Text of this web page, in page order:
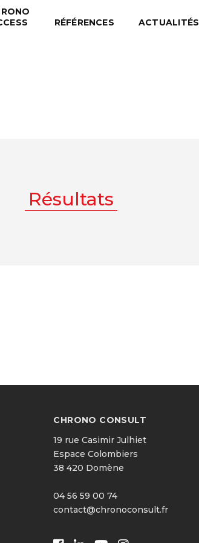
RÉFÉRENCES ACTUALITÉS
Résultats
CHRONO CONSULT
19 rue Casimir Julhiet
Espace Colombiers
38 420 Domène
04 56 59 00 74
contact@chronoconsult.fr